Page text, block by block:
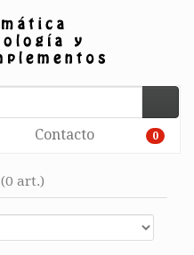
Contacto 0
(0 art.)